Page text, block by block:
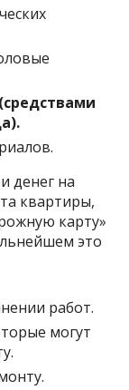
денег на
квартиры,
карту»
это
работ.
могут